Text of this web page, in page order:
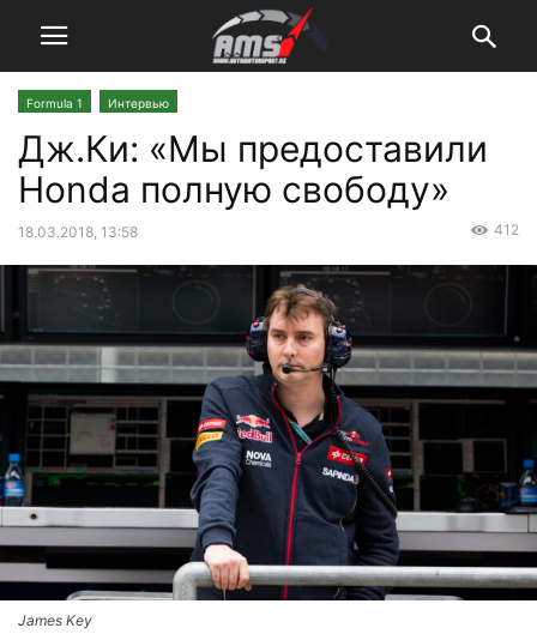
Formula 1 Интервью
Дж.Ки: «Мы предоставили
Honda полную свободу»
18.03.2018, 13:58 412
James Key